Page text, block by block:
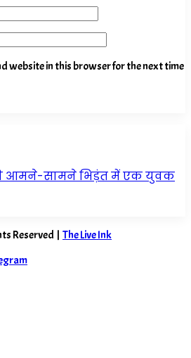
website in this browser for the next time
आमने-सामने भिड़ंत में एक युवक
Reserved | The Live Ink